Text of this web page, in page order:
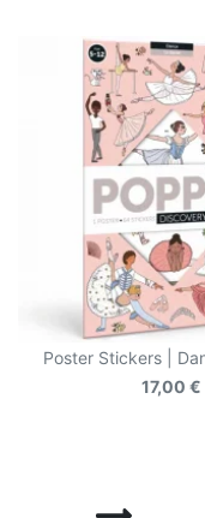
Poster Stickers |
17,00 €